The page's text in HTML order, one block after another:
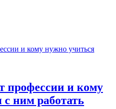
профессии и кому
ним работать